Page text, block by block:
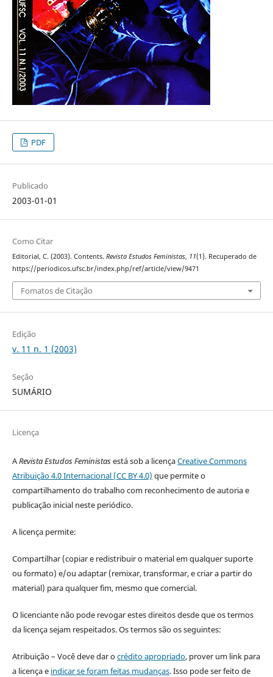
PDF
Publicado
2003-01-01
Como Citar
Editorial, C. (2003). Contents. Revista Estudos Feministas, 11(1). Recuperado de
https://periodicos.ufsc.br/index.php/ref/article/view/9471
Fomatos de Citação
Edição
v. 11 n. 1 (2003)
Seção
SUMÁRIO
Licença
ARevista Estudos Feministasestá sob a licençaCreative Commons
Atribuição 4.0 Internacional (CC BY 4.0) que permite o
compartilhamento do trabalho com reconhecimento de autoria e
publicação inicial neste periódico.
A licença permite:
Compartilhar (copiar e redistribuir o material em qualquer suporte
ou formato) e/ou adaptar (remixar, transformar, e criar a partir do
material) para qualquer fim, mesmo que comercial.
O licenciante não pode revogar estes direitos desde que os termos
da licença sejam respeitados. Os termos são os seguintes:
Atribuição – Você deve dar ocrédito apropriado, prover um link para
a licença e indicar se foram feitas mudanças. Isso pode ser feito de